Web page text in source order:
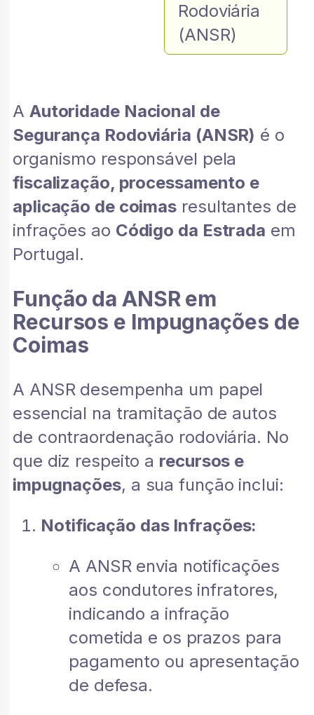
Rodoviária
(ANSR)
A Autoridade Nacional de
Segurança Rodoviária (ANSR) é o
organismo responsável pela
fiscalização, processamento e
aplicação de coimas resultantes de
infrações ao Código da Estrada em
Portugal.
Função da ANSR em
Recursos e Impugnações de
Coimas
A ANSR desempenha um papel
essencial na tramitação de autos
de contraordenação rodoviária. No
que diz respeito a recursos e
impugnações, a sua função inclui:
Notificação das Infrações:
A ANSR envia notificações
aos condutores infratores,
indicando a infração
cometida e os prazos para
pagamento ou apresentação
de defesa.